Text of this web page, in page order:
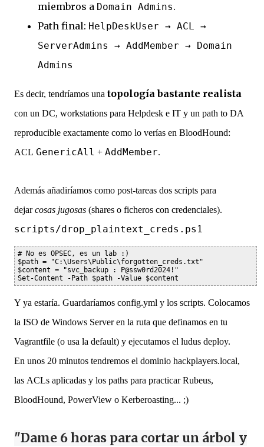
miembros a Domain Admins.
Path final: HelpDeskUser → ACL →
ServerAdmins → AddMember → Domain
Admins
Es decir, tendríamos una topología bastante realista
con un DC, workstations para Helpdesk e IT y un path to DA
reproducible exactamente como lo verías en BloodHound:
ACL GenericAll + AddMember.
Además añadiríamos como post-tareas dos scripts para
dejarcosas jugosas (shares o ficheros con credenciales).
scripts/drop_plaintext_creds.ps1
# No es OPSEC, es un lab :)
$path = "C:\Users\Public\forgotten_creds.txt"
$content = "svc_backup : P@ssw0rd2024!"
Set-Content -Path $path -Value $content
Y ya estaría. Guardaríamos config.yml y los scripts. Colocamos
la ISO de Windows Server en la ruta que definamos en tu
Vagrantfile (o usa la default) y ejecutamos el ludus deploy.
En unos 20 minutos tendremos el dominio hackplayers.local,
las ACLs aplicadas y los paths para practicar Rubeus,
BloodHound, PowerView o Kerberoasting... ;)
"Dame 6 horas para cortar un árbol y